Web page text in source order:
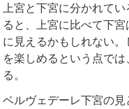
上宮と下宮に分かれて
ると、上宮に比べて下
に見えるかもしれない
を楽しめるという点で
る。
ベルヴェデーレ下宮の